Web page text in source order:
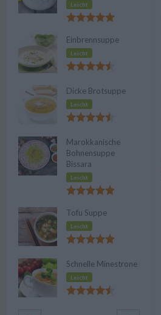
Leicht
Einbrennsuppe
Leicht
Dicke Brotsuppe
Leicht
Marokkanische
Bohnensuppe
Bissara
Leicht
Tofu Suppe
Leicht
Schnelle Minestrone
Leicht